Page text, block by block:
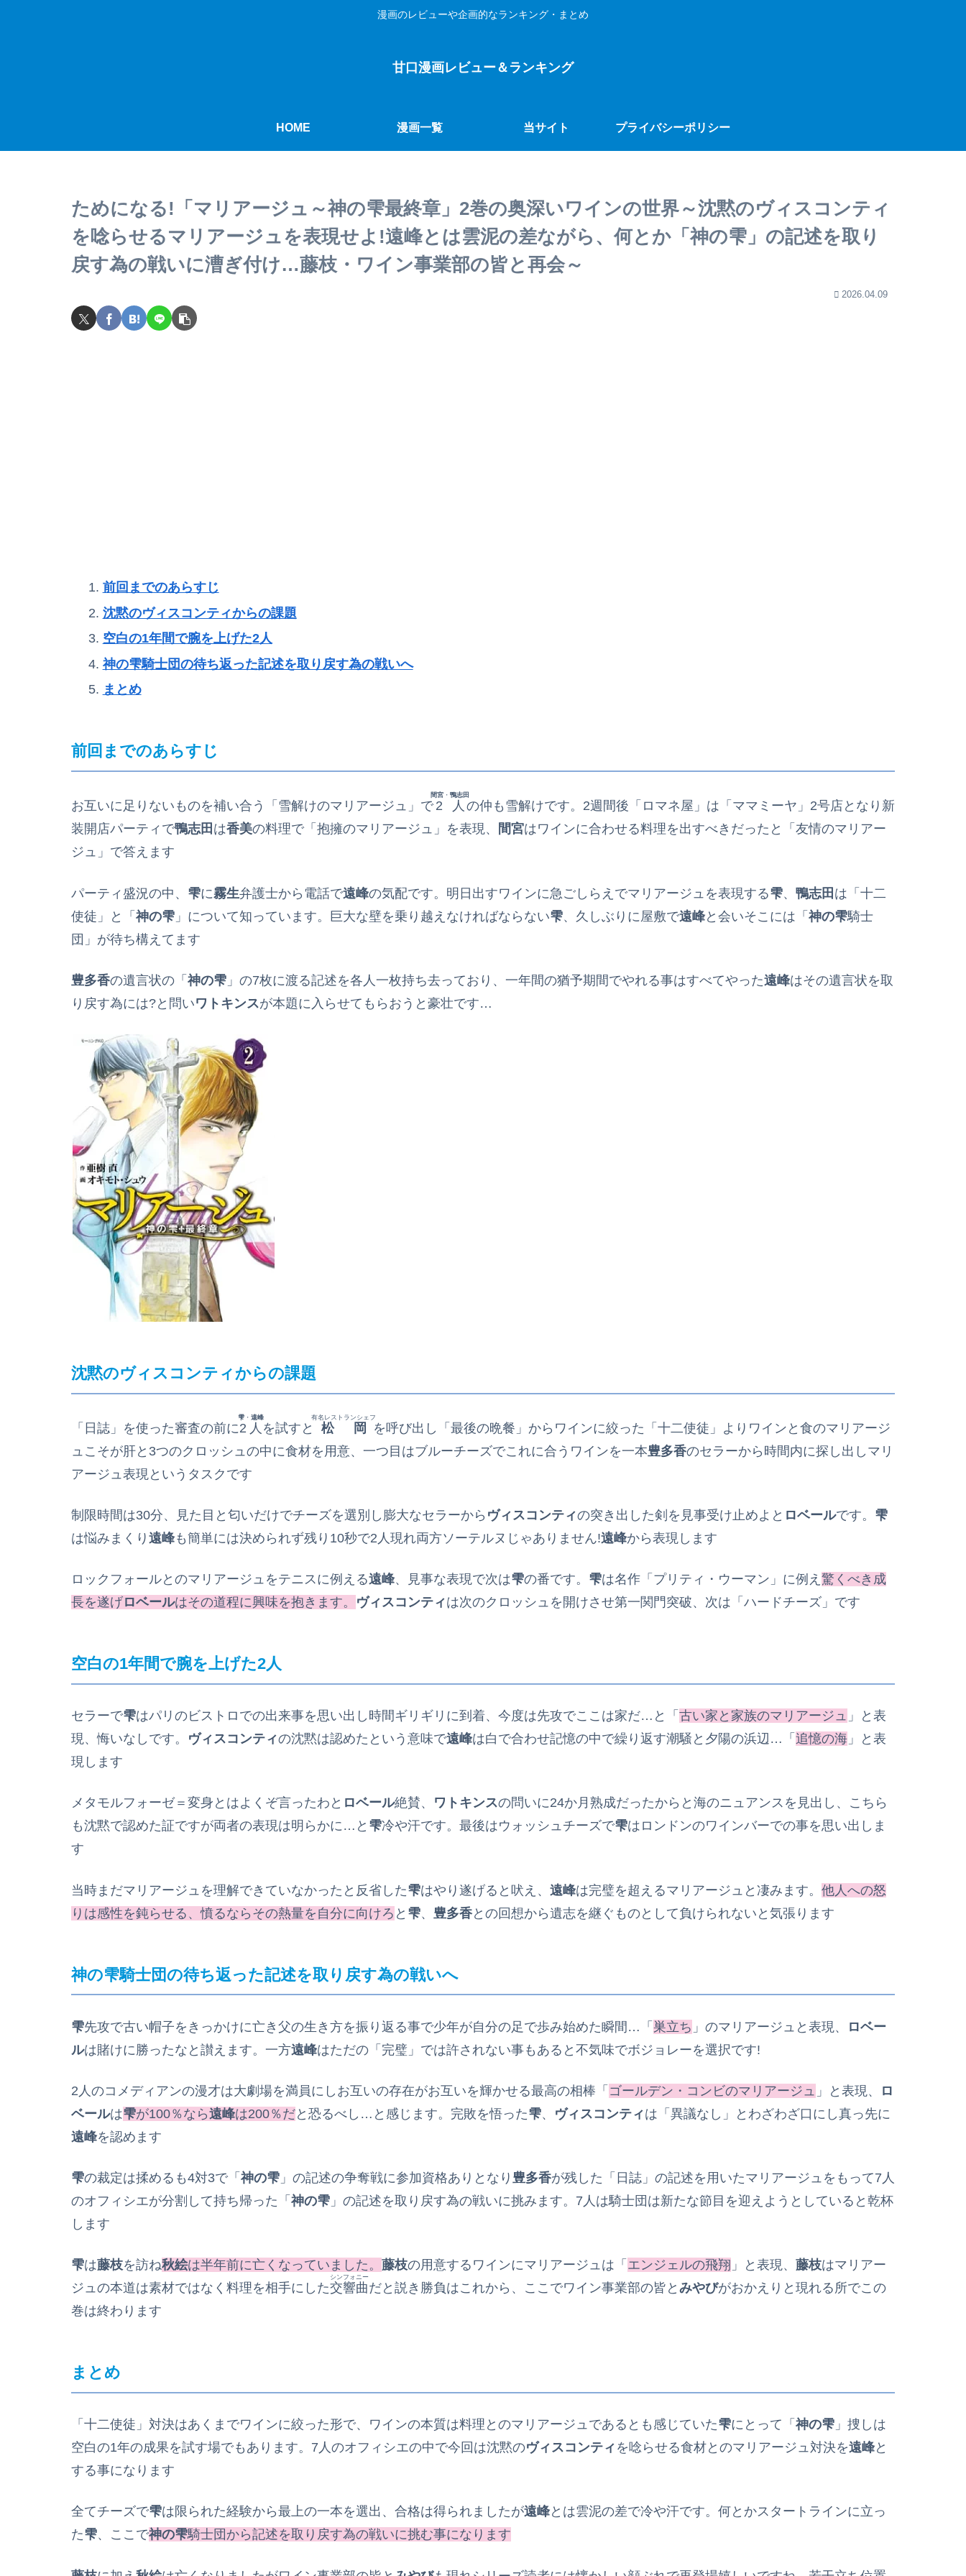
漫画のレビューや企画的なランキング・まとめ
甘口漫画レビュー＆ランキング
HOME 漫画一覧 当サイト プライバシーポリシー
ためになる!「マリアージュ～神の雫最終章」2巻の奥深いワインの世界～沈黙のヴィスコンティ
を唸らせるマリアージュを表現せよ!遠峰とは雲泥の差ながら、何とか「神の雫」の記述を取り
戻す為の戦いに漕ぎ付け…藤枝・ワイン事業部の皆と再会～
2026.04.09
前回までのあらすじ
沈黙のヴィスコンティからの課題
空白の1年間で腕を上げた2人
神の雫騎士団の待ち返った記述を取り戻す為の戦いへ
まとめ
前回までのあらすじ
お互いに足りないものを補い合う「雪解けのマリアージュ」で 2人
間宮 ・ 鴨志田
の仲も雪解けです。2週間後「ロマネ屋」は「ママミーヤ」2号店となり新
装開店パーティで鴨志田 は香美の料理で「抱擁のマリアージュ」を表現、 間宮はワインに合わせる料理を出すべきだったと「友情のマリアー
ジュ」で答えます
パーティ盛況の中、 雫に霧生弁護士から電話で遠峰の気配です。明日出すワインに急ごしらえでマリアージュを表現する雫、 鴨志田 は「十二
使徒」と「 神の雫 」について知っています。巨大な壁を乗り越えなければならない雫、久しぶりに屋敷で遠峰と会いそこには「 神の雫騎士
団」が待ち構えてます
豊多香の遺言状の「 神の雫 」の7枚に渡る記述を各人一枚持ち去っており、一年間の猶予期間でやれる事はすべてやった遠峰はその遺言状を取
り戻す為には?と問いワトキンスが本題に入らせてもらおうと豪壮です…
沈黙のヴィスコンティからの課題
「日誌」を使った審査の前に2人
雫 ・ 遠峰
を試すと 松岡
有名レストランシェフ
を呼び出し「最後の晩餐」からワインに絞った「十二使徒」よりワインと食のマリアージ
ュこそが肝と3つのクロッシュの中に食材を用意、一つ目はブルーチーズでこれに合うワインを一本豊多香のセラーから時間内に探し出しマリ
アージュ表現というタスクです
制限時間は30分、見た目と匂いだけでチーズを選別し膨大なセラーから ヴィスコンティの突き出した剣を見事受け止めよと ロベールです。 雫
は悩みまくり 遠峰も簡単には決められず残り10秒で2人現れ両方ソーテルヌじゃありません!遠峰から表現します
ロックフォールとのマリアージュをテニスに例える遠峰、見事な表現で次は雫の番です。 雫は名作「プリティ・ウーマン」に例え 驚くべき成
長を遂げロベールはその道程に興味を抱きます。 ヴィスコンティは次のクロッシュを開けさせ第一関門突破、次は「ハードチーズ」です
空白の1年間で腕を上げた2人
セラーで雫はパリのビストロでの出来事を思い出し時間ギリギリに到着、今度は先攻でここは家だ…と「 古い家と家族のマリアージュ 」と表
現、悔いなしです。 ヴィスコンティの沈黙は認めたという意味で遠峰は白で合わせ記憶の中で繰り返す潮騒と夕陽の浜辺…「 追憶の海 」と表
現します
メタモルフォーゼ＝変身とはよくぞ言ったわと ロベール絶賛、 ワトキンスの問いに24か月熟成だったからと海のニュアンスを見出し、こちら
も沈黙で認めた証ですが両者の表現は明らかに…と 雫冷や汗です。最後はウォッシュチーズで雫はロンドンのワインバーでの事を思い出しま
す
当時まだマリアージュを理解できていなかったと反省した雫はやり遂げると吠え、 遠峰は完璧を超えるマリアージュと凄みます。 他人への怒
りは感性を鈍らせる、憤るならその熱量を自分に向けろ と 雫、 豊多香との回想から遺志を継ぐものとして負けられないと気張ります
神の雫騎士団の待ち返った記述を取り戻す為の戦いへ
雫先攻で古い帽子をきっかけに亡き父の生き方を振り返る事で少年が自分の足で歩み始めた瞬間…「 巣立ち 」のマリアージュと表現、
ロベー
ルは賭けに勝ったなと讃えます。一方遠峰はただの「完璧」では許されない事もあると不気味でボジョレーを選択です!
2人のコメディアンの漫才は大劇場を満員にしお互いの存在がお互いを輝かせる最高の相棒「 ゴールデン・コンビのマリアージュ 」と表現、
ロ
ベールは雫が100％なら遠峰は200％だと恐るべし…と感じます。完敗を悟った雫、 ヴィスコンティは「異議なし」とわざわざ口にし真っ先に
遠峰を認めます
雫の裁定は揉めるも4対3で「 神の雫 」の記述の争奪戦に参加資格ありとなり 豊多香が残した「日誌」の記述を用いたマリアージュをもって7人
のオフィシエが分割して持ち帰った「 神の雫 」の記述を取り戻す為の戦いに挑みます。7人は騎士団は新たな節目を迎えようとしていると乾杯
します
雫は藤枝を訪ね秋絵は半年前に亡くなっていました。 藤枝の用意するワインにマリアージュは「 エンジェルの飛翔 」と表現、 藤枝はマリアー
ジュの本道は素材ではなく料理を相手にした交響曲
シンフォニー
だと説き勝負はこれから、ここでワイン事業部の皆と みやびがおかえりと現れる所でこの
巻は終わります
まとめ
「十二使徒」対決はあくまでワインに絞った形で、ワインの本質は料理とのマリアージュであるとも感じていた雫にとって「 神の雫 」捜しは
空白の1年の成果を試す場でもあります。7人のオフィシエの中で今回は沈黙のヴィスコンティ を唸らせる食材とのマリアージュ対決を遠峰と
する事になります
全てチーズで雫は限られた経験から最上の一本を選出、合格は得られましたが遠峰とは雲泥の差で冷や汗です。何とかスタートラインに立っ
た雫、ここで神の雫騎士団から記述を取り戻す為の戦いに挑む事になります